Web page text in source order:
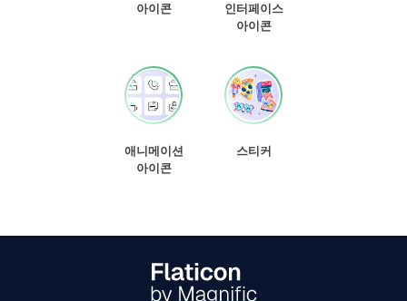
아이콘
인터페이스
아이콘
애니메이션
아이콘
스티커